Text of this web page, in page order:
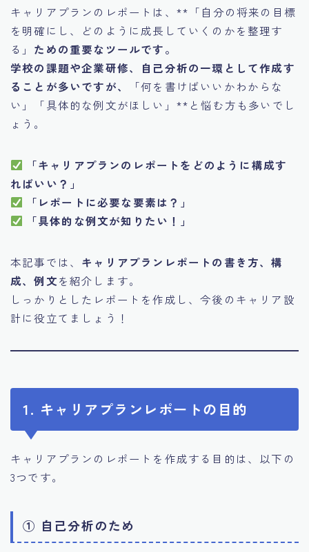
キャリアプランのレポートは、**「自分の将来の目標
を明確にし、どのように成長していくのかを整理す
る」 ための重要なツールです。
学校の課題や企業研修、自己分析の一環として作成す
ることが多いですが、
「何を書けばいいかわからな
い」「具体的な例文がほしい」**と悩む方も多いでし
ょう。
「キャリアプランのレポートをどのように構成す
ればいい？」
「レポートに必要な要素は？」
「具体的な例文が知りたい！」
本記事では、 キャリアプランレポートの書き方、構
成、例文を紹介します。
しっかりとしたレポートを作成し、今後のキャリア設
計に役立てましょう！
1. キャリアプランレポートの目的
キャリアプランのレポートを作成する目的は、以下の
3つです。
① 自己分析のため